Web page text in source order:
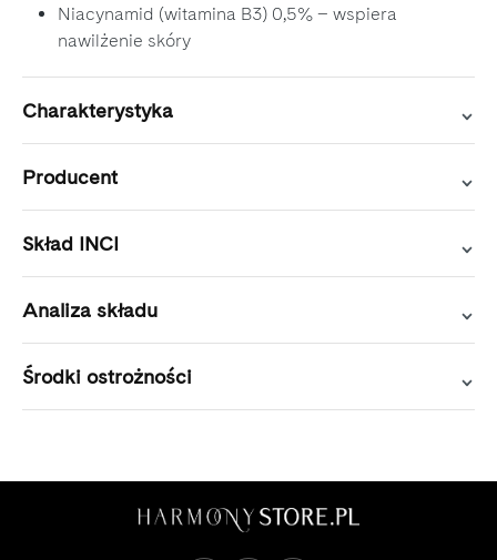
Niacynamid (witamina B3) 0,5% – wspiera
nawilżenie skóry
Charakterystyka
Producent
Skład INCI
Analiza składu
Środki ostrożności